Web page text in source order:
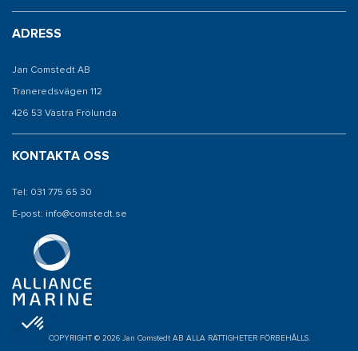
ADRESS
Jan Comstedt AB
Traneredsvägen 112
426 53 Västra Frölunda
KONTAKTA OSS
Tel: 031 775 65 30
E-post: info@comstedt.se
COPYRIGHT © 2026 Jan Comstedt AB ALLA RÄTTIGHETER FÖRBEHÅLLS.